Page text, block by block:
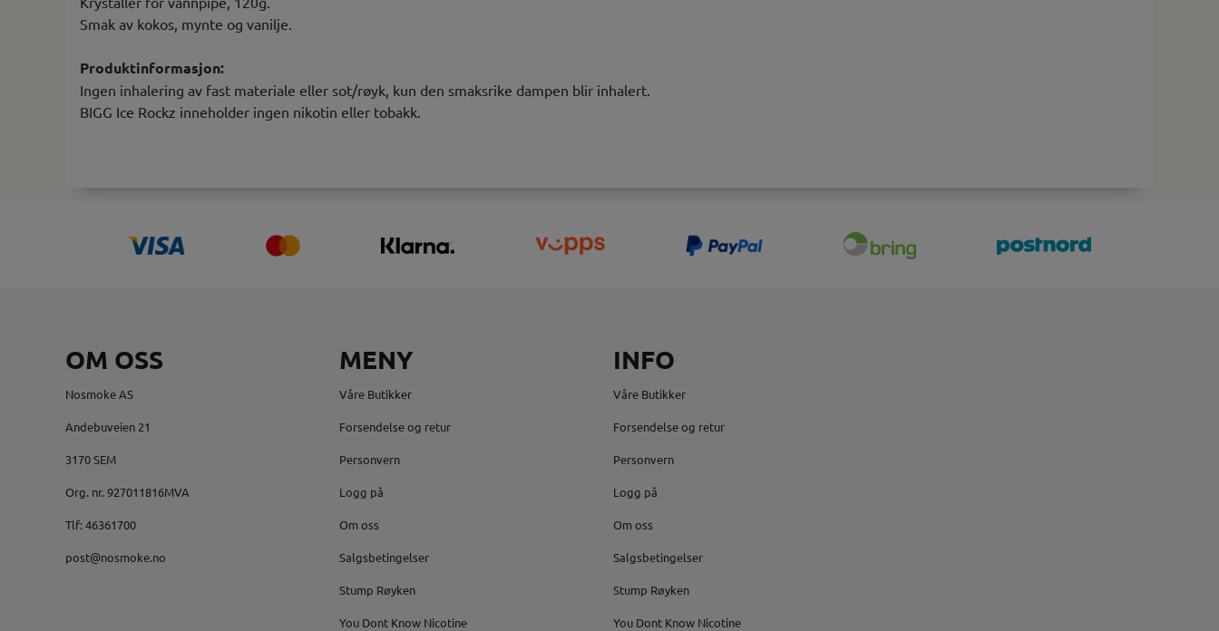
Smak av kokos, mynte og vanilje.
Produktinformasjon:
Ingen inhalering av fast materiale eller sot/røyk, kun den smaksrike dampen blir inhalert.
BIGG Ice Rockz inneholder ingen nikotin eller tobakk.
OM OSS
Nosmoke AS
Andebuveien 21
3170 SEM
Org. nr. 927011816MVA
Tlf:46361700
post@nosmoke.no
MENY
Våre Butikker
Forsendelse og retur
Personvern
Logg på
Om oss
Salgsbetingelser
Stump Røyken
You Dont Know Nicotine
INFO
Våre Butikker
Forsendelse og retur
Personvern
Logg på
Om oss
Salgsbetingelser
Stump Røyken
You Dont Know Nicotine